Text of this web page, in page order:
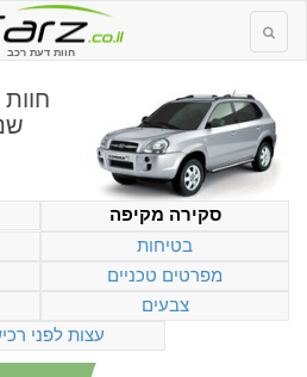
חוות דעת רכב
סקירה מקיפה
בטיחות
מפרטים טכניים
צבעים
עצות לפני